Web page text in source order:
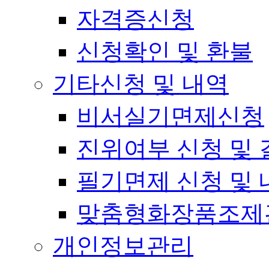
자격증신청
신청확인 및 환불
기타신청 및 내역
비서실기면제신청
진위여부 신청 및
필기면제 신청 및
맞춤형화장품조
개인정보관리